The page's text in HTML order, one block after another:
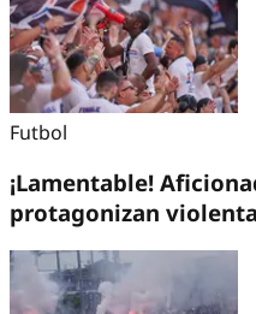
Futbol
¡Lamentable!
protagonizan